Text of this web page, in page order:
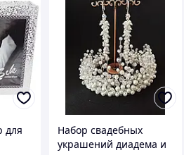
для
Набор свадебных
украшений диадема и